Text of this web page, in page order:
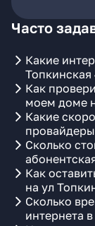
Часто
Какие
Как
моем доме
Какие
Сколько
Как
на ул
Сколько
интернета